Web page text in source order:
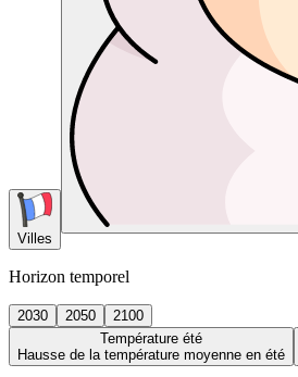
Villes
Horizon temporel
2030 2050
2100
Température été
Hausse de la température moyenne en été